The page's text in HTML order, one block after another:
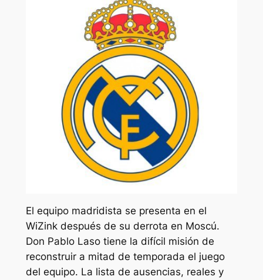
El equipo madridista se presenta en el
WiZink después de su derrota en Moscú.
Don Pablo Laso tiene la difícil misión de
reconstruir a mitad de temporada el juego
del equipo. La lista de ausencias, reales y